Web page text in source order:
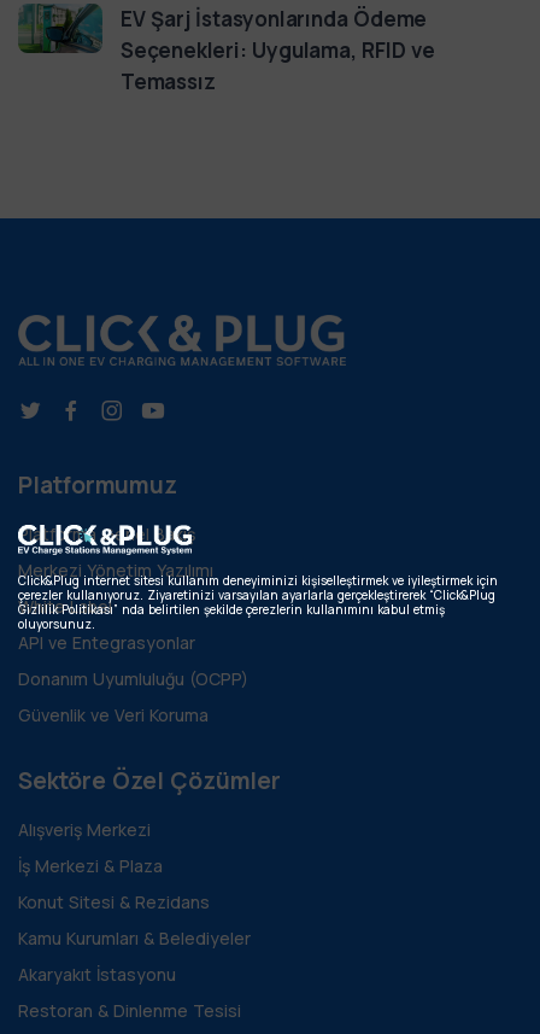
EV Şarj İstasyonlarında Ödeme
Seçenekleri: Uygulama, RFID ve
Temassız
Platformumuz
Platforma Genel Bakış
Merkezi Yönetim Yazılımı
White Label
API ve Entegrasyonlar
Donanım Uyumluluğu (OCPP)
Güvenlik ve Veri Koruma
Sektöre Özel Çözümler
Alışveriş Merkezi
İş Merkezi & Plaza
Konut Sitesi & Rezidans
Kamu Kurumları & Belediyeler
Akaryakıt İstasyonu
Restoran & Dinlenme Tesisi
Click&Plug internet sitesi kullanım deneyiminizi kişiselleştirmek ve iyileştirmek için
çerezler kullanıyoruz. Ziyaretinizi varsayılan ayarlarla gerçekleştirerek “Click&Plug
Gizlilik Politikası” nda belirtilen şekilde çerezlerin kullanımını kabul etmiş
oluyorsunuz.